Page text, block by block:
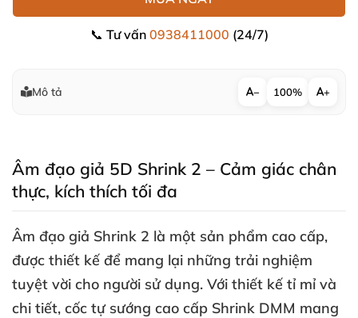
📞 Tư vấn 0938411000 (24/7)
Mô tả − 100% +
Âm đạo giả 5D Shrink 2 – Cảm giác chân
thực, kích thích tối đa
Âm đạo giả Shrink 2 là một sản phẩm cao cấp,
được thiết kế để mang lại những trải nghiệm
tuyệt vời cho người sử dụng. Với thiết kế tỉ mỉ và
chi tiết, cốc tự sướng cao cấp Shrink DMM mang